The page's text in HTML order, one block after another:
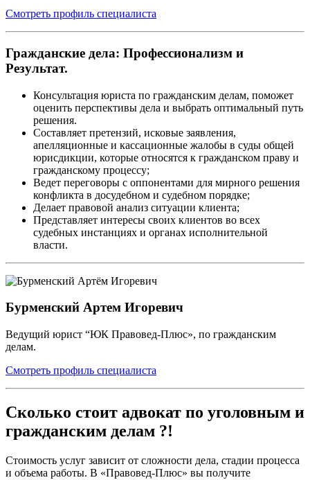
Смотреть профиль специалиста
Гражданские дела: Профессионализм и
Результат.
Консультация юриста по гражданским делам, поможет
оценить перспективы дела и выбрать оптимальный путь
решения.
Составляет претензий, исковые заявления,
апелляционные и кассационные жалобы в суды общей
юрисдикции, которые относятся к гражданском праву и
гражданскому процессу;
Ведет переговоры с оппонентами для мирного решения
конфликта в досудебном и судебном порядке;
Делает правовой анализ ситуации клиента;
Представляет интересы своих клиентов во всех
судебных инстанциях и органах исполнительной
власти.
Бурменский Артем Игоревич
Ведущий юрист “ЮК Правовед-Плюс», по гражданским
делам.
Смотреть профиль специалиста
Сколько стоит адвокат по уголовным и
гражданским делам ?!
Стоимость услуг зависит от сложности дела, стадии процесса
и объема работы. В «Правовед-Плюс» вы получите